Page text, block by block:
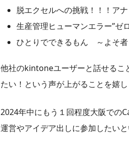
脱エクセルへの挑戦！！！ア
生産管理ヒューマンエラー”ゼ
ひとりでできるもん ～よそ者
他社のkintoneユーザーと話せるこ
たい！という声が上がることを嬉し
2024年中にもう１回程度大阪での
運営やアイデア出しに参加したい